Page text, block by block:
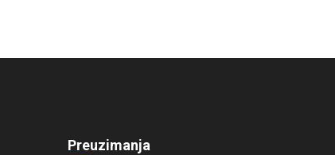
Preuzimanja